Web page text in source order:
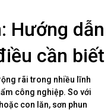
Hướng dẫn
cần biết
rãi trong nhiều lĩnh
công nghiệp. So với
con lăn, sơn phun